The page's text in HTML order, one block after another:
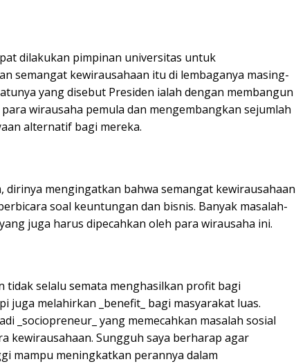
dilakukan pimpinan universitas untuk
semangat kewirausahaan itu di lembaganya masing-
yang disebut Presiden ialah dengan membangun
wirausaha pemula dan mengembangkan sejumlah
alternatif bagi mereka.
dirinya mengingatkan bahwa semangat kewirausahaan
soal keuntungan dan bisnis. Banyak masalah-
juga harus dipecahkan oleh para wirausaha ini.
tidak selalu semata menghasilkan profit bagi
juga melahirkan _benefit_ bagi masyarakat luas.
_sociopreneur_ yang memecahkan masalah sosial
kewirausahaan. Sungguh saya berharap agar
mampu meningkatkan perannya dalam